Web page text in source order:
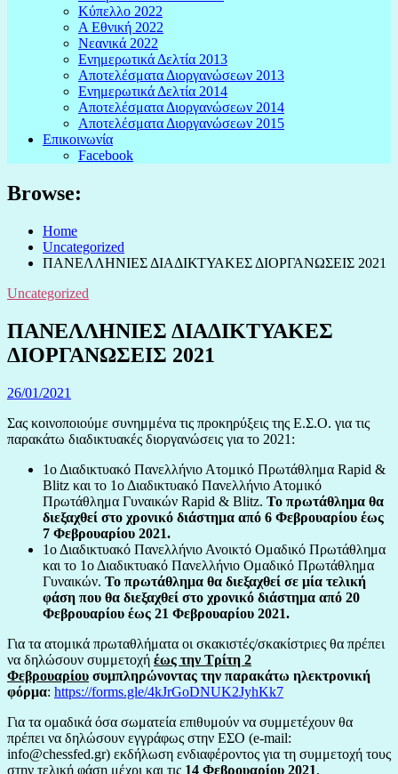
Κύπελλο 2022
Α Εθνική 2022
Νεανικά 2022
Ενημερωτικά Δελτία 2013
Αποτελέσματα Διοργανώσεων 2013
Ενημερωτικά Δελτία 2014
Αποτελέσματα Διοργανώσεων 2014
Αποτελέσματα Διοργανώσεων 2015
Επικοινωνία
Facebook
Browse:
Home
Uncategorized
ΠΑΝΕΛΛΗΝΙΕΣ ΔΙΑΔΙΚΤΥΑΚΕΣ ΔΙΟΡΓΑΝΩΣΕΙΣ 2021
Uncategorized
ΠΑΝΕΛΛΗΝΙΕΣ ΔΙΑΔΙΚΤΥΑΚΕΣ
ΔΙΟΡΓΑΝΩΣΕΙΣ 2021
26/01/2021
Σας κοινοποιούμε συνημμένα τις προκηρύξεις της Ε.Σ.Ο. για τις
παρακάτω διαδικτυακές διοργανώσεις για το 2021:
1ο Διαδικτυακό Πανελλήνιο Ατομικό Πρωτάθλημα Rapid &
Blitz και το 1ο Διαδικτυακό Πανελλήνιο Ατομικό
Πρωτάθλημα Γυναικών Rapid & Blitz. Το πρωτάθλημα θα
διεξαχθεί στο χρονικό διάστημα από 6 Φεβρουαρίου έως
7 Φεβρουαρίου 2021.
1ο Διαδικτυακό Πανελλήνιο Ανοικτό Ομαδικό Πρωτάθλημα
και το 1ο Διαδικτυακό Πανελλήνιο Ομαδικό Πρωτάθλημα
Γυναικών. Το πρωτάθλημα θα διεξαχθεί σε μία τελική
φάση που θα διεξαχθεί στο χρονικό διάστημα από 20
Φεβρουαρίου έως 21 Φεβρουαρίου 2021.
Για τα ατομικά πρωταθλήματα οι σκακιστές/σκακίστριες θα πρέπει
να δηλώσουν συμμετοχή έως την Τρίτη 2
Φεβρουαρίου συμπληρώνοντας την παρακάτω ηλεκτρονική
φόρμα: https://forms.gle/4kJrGoDNUK2JyhKk7
Για τα ομαδικά όσα σωματεία επιθυμούν να συμμετέχουν θα
πρέπει να δηλώσουν εγγράφως στην ΕΣΟ (e-mail:
info@chessfed.gr) εκδήλωση ενδιαφέροντος για τη συμμετοχή τους
στην τελική φάση μέχρι και τις 14 Φεβρουαρίου 2021,